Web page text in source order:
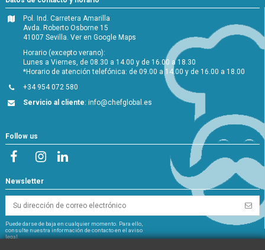
Pol. Ind. Carretera Amarilla
Avda. Roberto Osborne 15
41007 Sevilla.Ver en Google Maps
Horario (excepto verano):
Lunes a Viernes, de 08.30 a 14.00 y de 16.00 a 18.30
*Horario de atención telefónica: de 09.00 a 14.00 y de 16.00 a 18.00
+34 954 072 580
Servicio al cliente:info@chefglobal.es
Follow us
Newsletter
Puede darse de baja en cualquier momento. Para ello,
consulte nuestra información de contacto en el aviso
legal.